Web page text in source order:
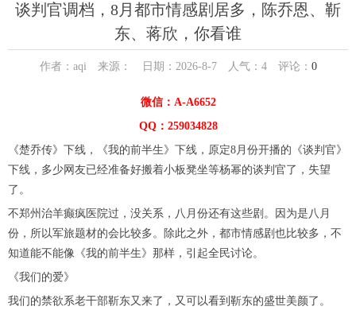
谈判官调档，8月都市情感剧居多，陈乔恩、靳
东、蒋欣，你看谁
作者：aqi 来源： 日期：2026-8-7 人气： 4评论： 0
微信：A-A6652
QQ：259034828
《楚乔传》下线，《我的前半生》下线，原定8月份开播的《谈判官》
下线，多少网友已经准备好搬着小板凳坐等杨幂的谈判官了，失望
了。
不郑州治羊癫疯医院过，没关系，八月份还有这些剧。因为是八月
份，所以军旅题材的会比较多。除此之外，都市情感剧也比较多，不
知道能不能像《我的前半生》那样，引起全民讨论。
《我们的爱》
我们的禁欲系老干部靳东又来了，又可以看到靳东的盛世美颜了。